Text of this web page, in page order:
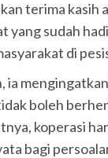
terima kasih
yang sudah
di
ia
boleh
koperasi
bagi